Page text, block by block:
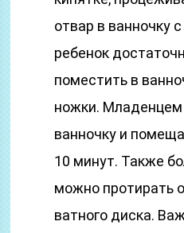
отвар в ванночку
ребенок
поместить в
ножки.
ванночку и
10 минут. Также
можно протирать
ватного диска.